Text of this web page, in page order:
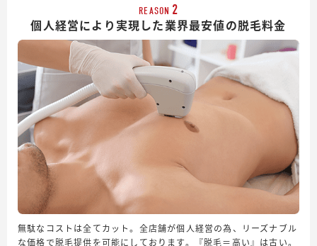
REASON 2
個人経営により実現した業界最安値の脱毛料金
無駄なコストは全てカット。全店舗が個人経営の為、リーズナブル
な価格で脱毛提供を可能にしております。『脱毛＝高い』は古い。